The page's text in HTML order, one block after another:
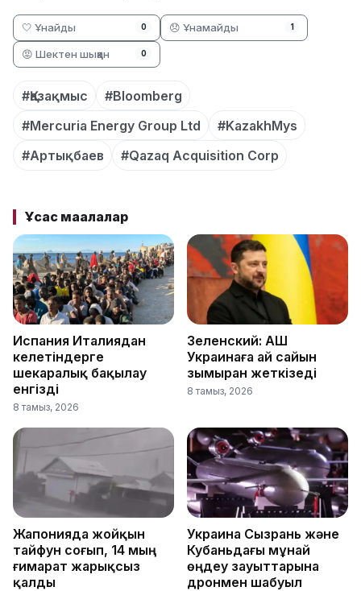
🤍 Ұнайды 0 😞 Ұнамайды 1
😡 Шектен шыққан 0
#Қазақмыс
#Bloomberg
#Mercuria Energy Group Ltd
#KazakhMys
#Артықбаев
#Qazaq Acquisition Corp
Ұқсас мақалалар
Испания Италиядан
келетіндерге
шекаралық бақылау
енгізді
8 тамыз, 2026
Зеленский: АҚШ
Украинаға ай сайын
зымыран жеткізеді
8 тамыз, 2026
Жапонияда жойқын
тайфун соғып, 14 мың
ғимарат жарықсыз
қалды
Украина Сызрань және
Кубаньдағы мұнай
өңдеу зауыттарына
дронмен шабуыл